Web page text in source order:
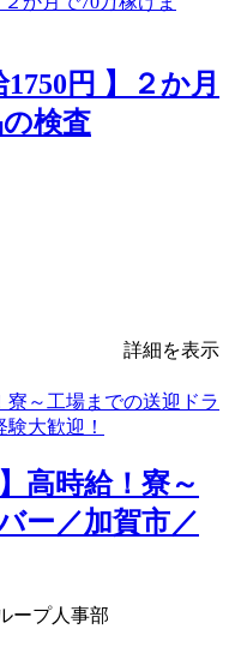
円 】２か月
検査
詳細を表示
高時給！寮～
ー／加賀市／
ープ人事部